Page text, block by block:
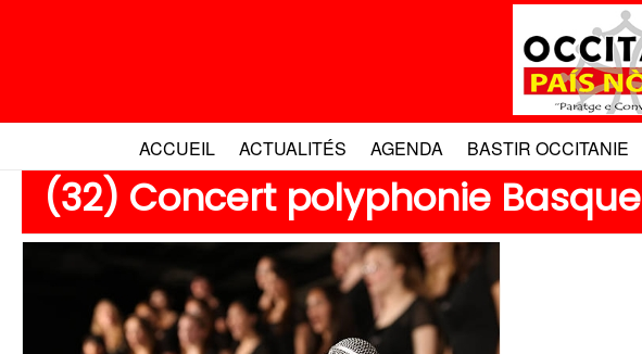
ACCUEIL ACTUALITÉS AGENDA BASTIR OCCITANIE
(32) Concert polyphonie Basque